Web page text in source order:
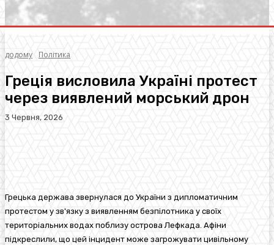
додому Політика
Греція висловила Україні протест
через виявлений морський дрон
3 Червня, 2026
Грецька держава звернулася до України з дипломатичним
протестом у зв'язку з виявленням безпілотника у своїх
територіальних водах поблизу острова Лефкада. Афіни
підкреслили, що цей інцидент може загрожувати цивільному